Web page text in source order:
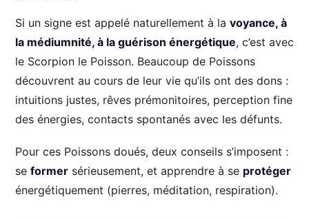
Si un signe est appelé naturellement à la voyance, à
la médiumnité, à la guérison énergétique, c’est avec
le Scorpion le Poisson. Beaucoup de Poissons
découvrent au cours de leur vie qu’ils ont des dons :
intuitions justes, rêves prémonitoires, perception fine
des énergies, contacts spontanés avec les défunts.
Pour ces Poissons doués, deux conseils s’imposent :
se former sérieusement, et apprendre à se protéger
énergétiquement (pierres, méditation, respiration).